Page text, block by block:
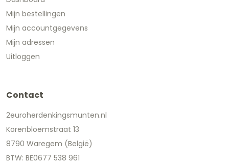
Mijn bestellingen
Mijn accountgegevens
Mijn adressen
Uitloggen
Contact
2euroherdenkingsmunten.nl
Korenbloemstraat 13
8790 Waregem (België)
BTW: BE0677 538 961